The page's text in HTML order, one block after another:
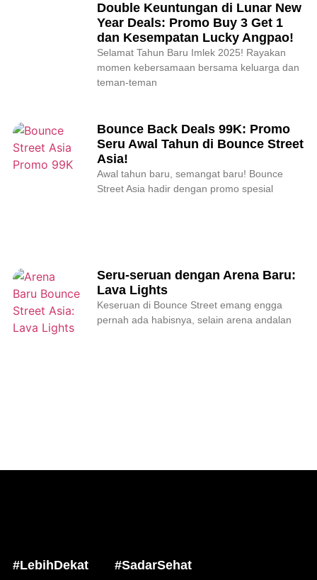
Double Keuntungan di Lunar New
Year Deals: Promo Buy 3 Get 1
dan Kesempatan Lucky Angpao!
Selamat Tahun Baru Imlek 2025! Rayakan
momen kebersamaan bersama keluarga dan
teman-teman
Bounce Back Deals 99K: Promo
Seru Awal Tahun di Bounce Street
Asia!
Awal tahun baru, semangat baru! Bounce
Street Asia hadir dengan promo spesial
Seru-seruan dengan Arena Baru:
Lava Lights
Keseruan di Bounce Street emang engga
pernah ada habisnya, selain arena andalan
#LebihDekat #SadarSehat